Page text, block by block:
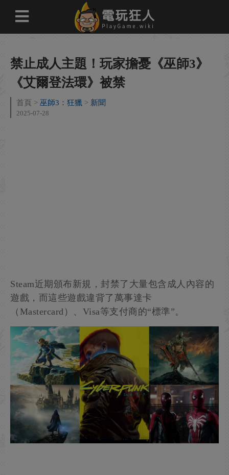
禁止成人主題！玩家擔憂《巫師3》
《艾爾登法環》被禁
首頁 巫師3：狂獵 新聞
2025-07-28
Steam近期頒布新規，封禁了大量包含成人內容的
遊戲，而這些遊戲違背了萬事達卡
（Mastercard）、Visa等支付商的“標準”。